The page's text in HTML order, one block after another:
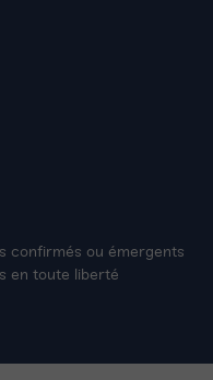
confirmés ou émergents
en toute liberté